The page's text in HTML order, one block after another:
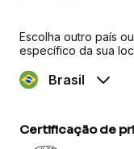
Escolha outro país
específico da sua
Brasil
Certificação de